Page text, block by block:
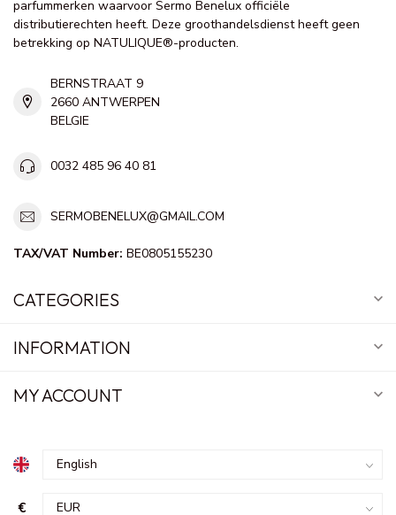
parfummerken waarvoor Sermo Benelux officiële
distributierechten heeft. Deze groothandelsdienst heeft geen
betrekking op NATULIQUE®-producten.
BERNSTRAAT 9
2660 ANTWERPEN
BELGIE
0032 485 96 40 81
SERMOBENELUX@GMAIL.COM
TAX/VAT Number: BE0805155230
CATEGORIES
INFORMATION
MY ACCOUNT
€